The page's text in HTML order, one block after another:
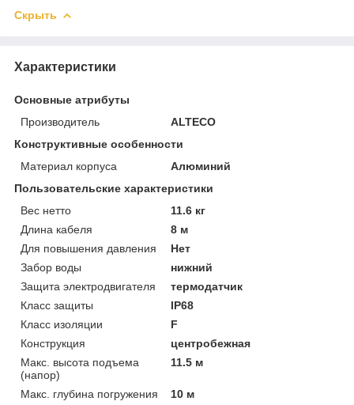
Скрыть
Характеристики
Основные атрибуты
Производитель
ALTECO
Конструктивные особенности
Материал корпуса
Алюминий
Пользовательские характеристики
Вес нетто
11.6 кг
Длина кабеля
8 м
Для повышения давления
Нет
Забор воды
нижний
Защита электродвигателя
термодатчик
Класс защиты
IP68
Класс изоляции
F
Конструкция
центробежная
Макс. высота подъема
(напор)
11.5 м
Макс. глубина погружения
10 м